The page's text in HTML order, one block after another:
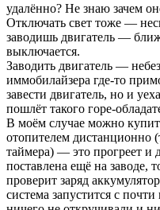
удалённо? Не знаю зачем
Отключать свет тоже —
заводишь двигатель —
выключается.
Заводить двигатель —
иммобилайзера где-то
завести двигатель, но и
пошлёт такого горе-
В моём случае можно
отопителем дистанционно
таймера) — это прогреет и
поставлена ещё на заводе,
проверит заряд
система запустится с